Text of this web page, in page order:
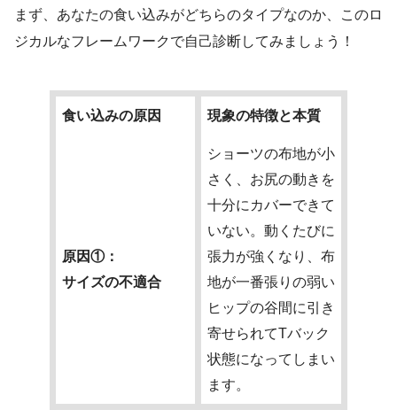
まず、あなたの食い込みがどちらのタイプなのか、このロ
ジカルなフレームワークで自己診断してみましょう！
食い込みの原因 現象の特徴と本質
原因①：
サイズの不適合
ショーツの布地が小
さく、お尻の動きを
十分にカバーできて
いない。動くたびに
張力が強くなり、布
地が一番張りの弱い
ヒップの谷間に引き
寄せられてTバック
状態になってしまい
ます。